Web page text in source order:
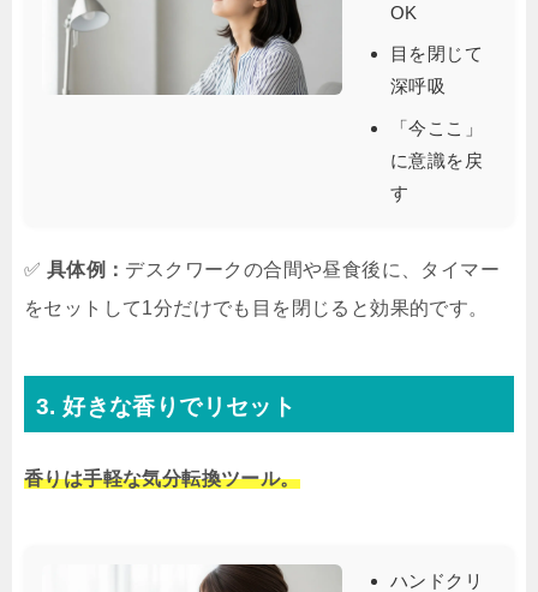
OK
目を閉じて
深呼吸
「今ここ」
に意識を戻
す
✅ 具体例： デスクワークの合間や昼食後に、タイマー
をセットして1分だけでも目を閉じると効果的です。
3. 好きな香りでリセット
香りは手軽な気分転換ツール。
ハンドクリ